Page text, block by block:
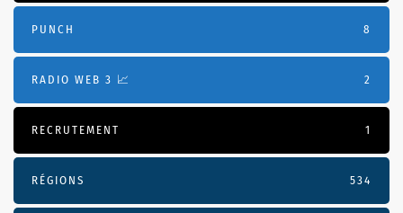
PUNCH 8
RADIO WEB 3 📈 2
RECRUTEMENT 1
RÉGIONS 534